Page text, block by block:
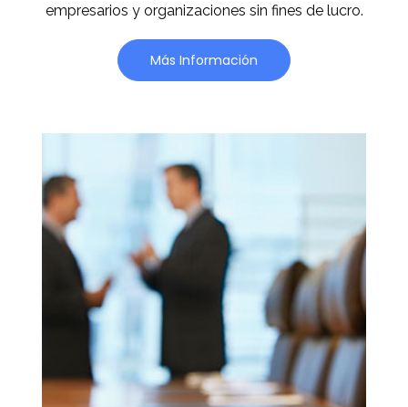
empresarios y organizaciones sin fines de lucro.
Más Información